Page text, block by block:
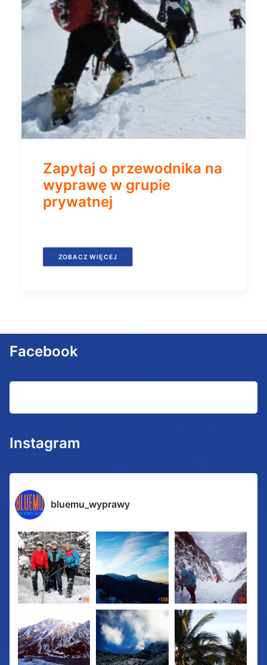
Zapytaj o przewodnika na
wyprawę w grupie
prywatnej
ZOBACZ WIĘCEJ
Facebook
Instagram
bluemu_wyprawy